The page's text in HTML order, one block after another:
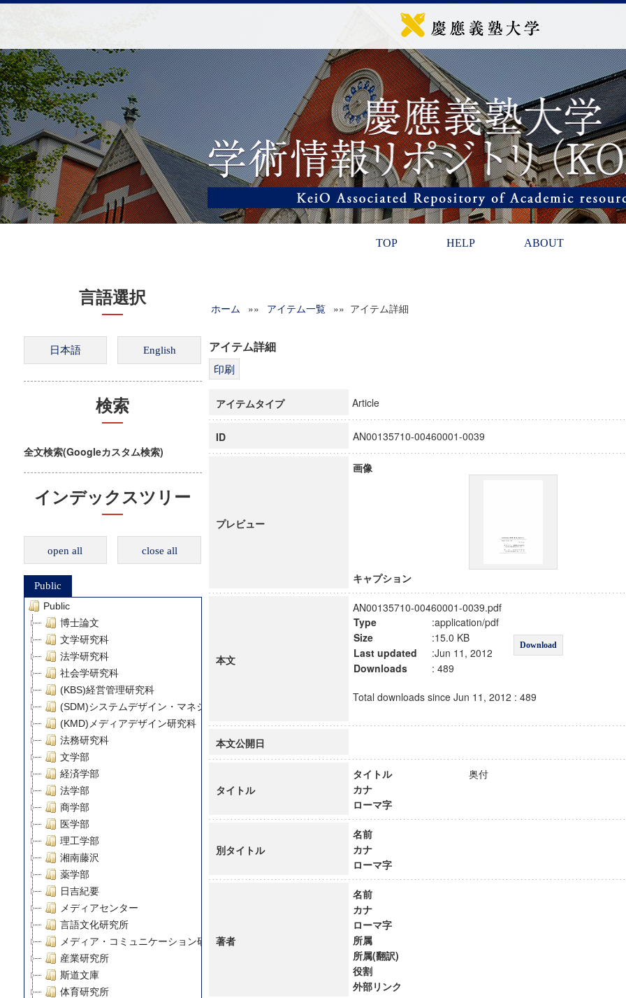
TOP HELP ABOUT
言語選択
検索
全文検索(Googleカスタム検索)
インデックスツリー
open all close all
Public
Public
博士論文
文学研究科
法学研究科
社会学研究科
(KBS)経営管理研究科
(SDM)システムデザイン・マネジメント研究科
(KMD)メディアデザイン研究科
法務研究科
文学部
経済学部
法学部
商学部
医学部
理工学部
湘南藤沢
薬学部
日吉紀要
メディアセンター
言語文化研究所
メディア・コミュニケーション研究所
産業研究所
斯道文庫
体育研究所
ホーム »» アイテム一覧 »» アイテム詳細
アイテム詳細
アイテムタイプ Article
ID AN00135710-00460001-0039
プレビュー
画像
キャプション
本文
AN00135710-00460001-0039.pdf
Type
:application/pdf
Download
Size
:15.0 KB
Last updated
:Jun 11, 2012
Downloads
: 489
Total downloads since Jun 11, 2012 : 489
本文公開日
タイトル
タイトル
奥付
カナ
ローマ字
別タイトル
名前
カナ
ローマ字
著者
名前
カナ
ローマ字
所属
所属(翻訳)
役割
外部リンク